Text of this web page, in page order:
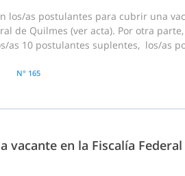
los/as postulantes para cubrir una
de Quilmes (ver acta). Por otra
as 10 postulantes suplentes, los/as
N° 165
en la Fiscalía Federal